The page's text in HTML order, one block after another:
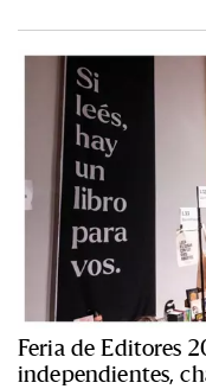
Feria de Editores
independientes,